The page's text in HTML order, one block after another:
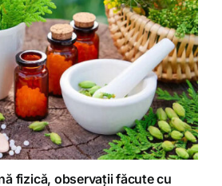
fizică, observații făcute cu